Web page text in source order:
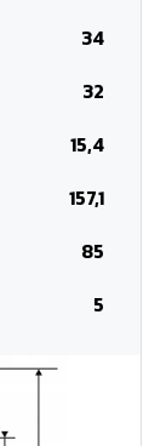
34
32
15,4
157,1
85
5